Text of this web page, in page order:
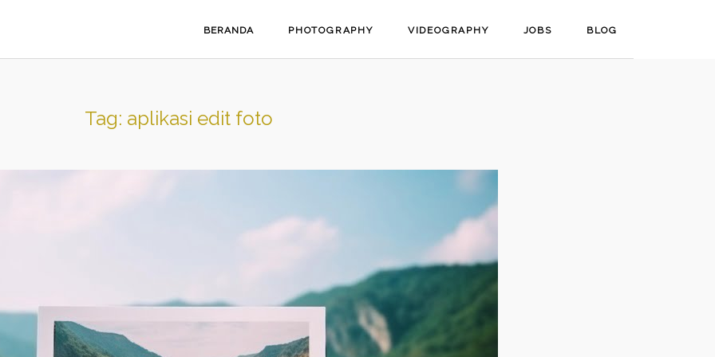
BERANDA PHOTOGRAPHY VIDEOGRAPHY JOBS BLOG
Tag: aplikasi edit foto